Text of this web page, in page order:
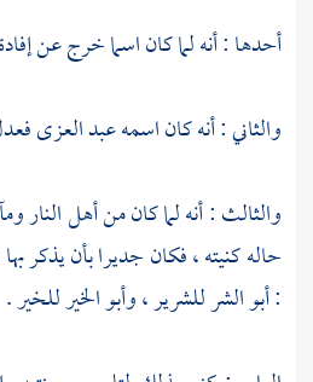
أحدها : أنه لما كان اسما خرج عن
والثاني : أنه كان اسمه عبد العزى
والثالث : أنه لما كان من أهل النار
حاله كنيته ، فكان جديرا بأن يذكر
: أبو الشر للشرير ، وأبو الخير للخير .